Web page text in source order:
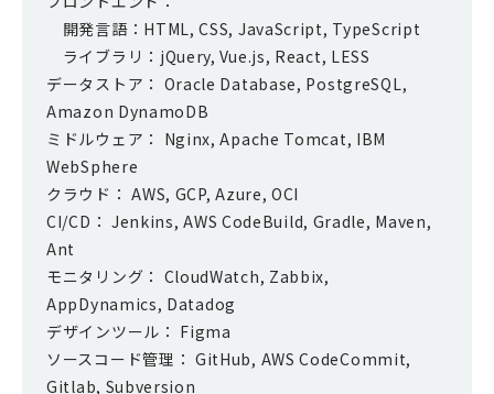
開発言語：HTML, CSS, JavaScript, TypeScript
ライブラリ：jQuery, Vue.js, React, LESS
データストア： Oracle Database, PostgreSQL,
Amazon DynamoDB
ミドルウェア： Nginx, Apache Tomcat, IBM
WebSphere
クラウド： AWS, GCP, Azure, OCI
CI/CD： Jenkins, AWS CodeBuild, Gradle, Maven,
Ant
モニタリング： CloudWatch, Zabbix,
AppDynamics, Datadog
デザインツール： Figma
ソースコード管理： GitHub, AWS CodeCommit,
Gitlab, Subversion